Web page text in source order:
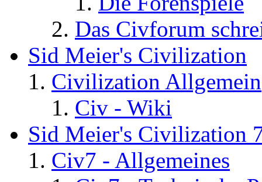
Das Civforum
Sid Meier's Civilization
Civilization Allgemein
Civ - Wiki
Sid Meier's Civilization
Civ7 - Allgemeines